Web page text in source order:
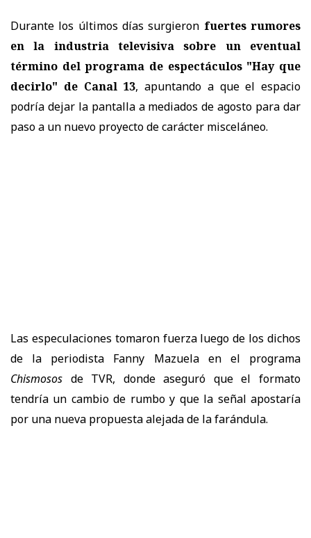
Durante los últimos días surgieron fuertes rumores
en la industria televisiva sobre un eventual
término del programa de espectáculos "Hay que
decirlo" de Canal 13, apuntando a que el espacio
podría dejar la pantalla a mediados de agosto para dar
paso a un nuevo proyecto de carácter misceláneo.
Las especulaciones tomaron fuerza luego de los dichos
de la periodista Fanny Mazuela en el programa
Chismosos de TVR, donde aseguró que el formato
tendría un cambio de rumbo y que la señal apostaría
por una nueva propuesta alejada de la farándula.